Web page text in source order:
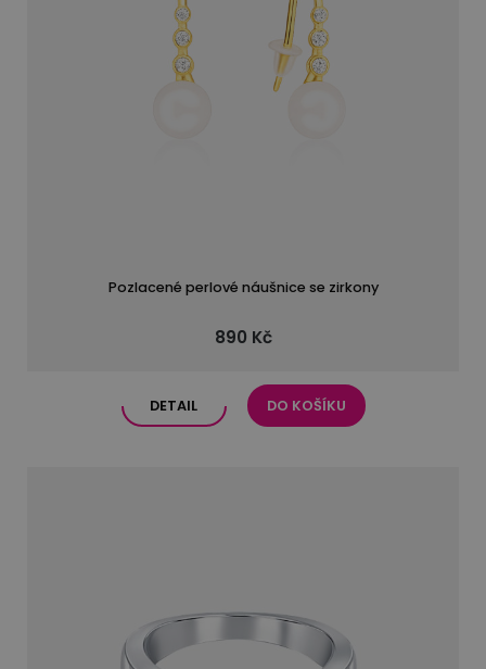
Pozlacené perlové náušnice se zirkony
890 Kč
DETAIL DO KOŠÍKU